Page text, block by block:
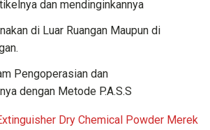
dan mendinginkannya
di Luar Ruangan Maupun di
Pengoperasian dan
dengan Metode P.A.S.S
Dry Chemical Powder Merek